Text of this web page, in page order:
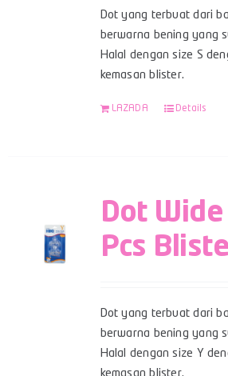
Dot yang terbuat dari
berwarna bening yang
Halal dengan size S
kemasan blister.
LAZADA Details
Dot
Pcs
Dot yang terbuat dari
berwarna bening yang
Halal dengan size Y